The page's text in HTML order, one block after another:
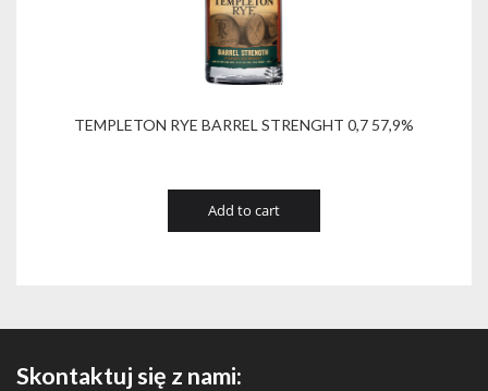
TEMPLETON RYE BARREL STRENGHT 0,7 57,9%
Add to cart
Skontaktuj się z nami: